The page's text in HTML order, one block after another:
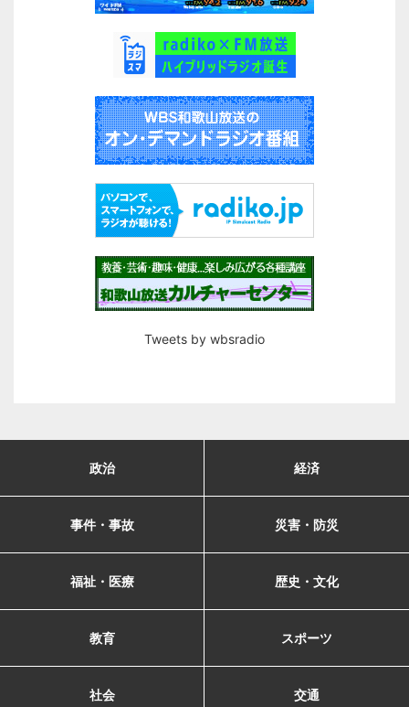
Tweets by wbsradio
政治 経済
事件・事故 災害・防災
福祉・医療 歴史・文化
教育 スポーツ
社会 交通